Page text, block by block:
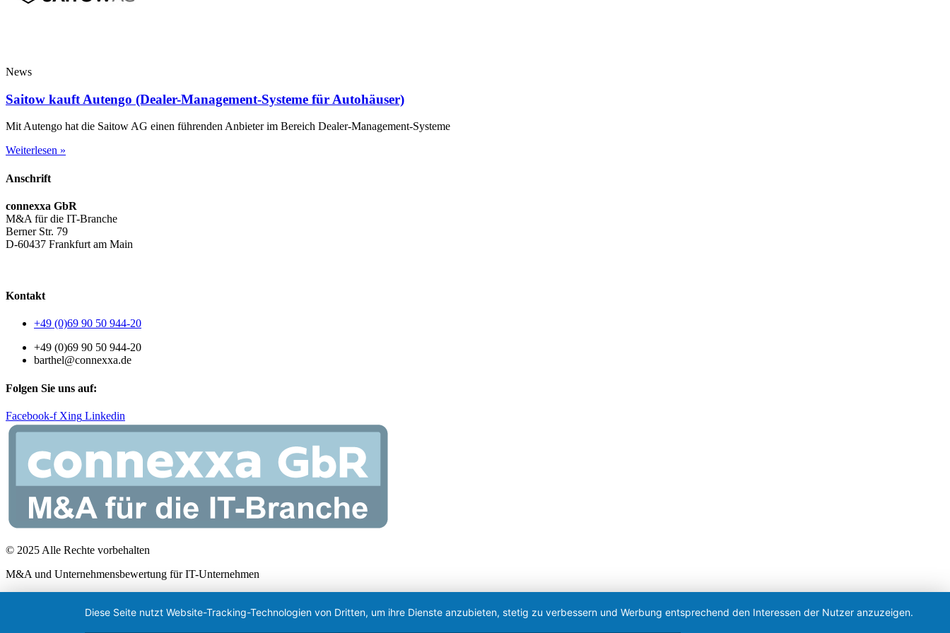
News
Saitow kauft Autengo (Dealer-Management-Systeme für Autohäuser)
Mit Autengo hat die Saitow AG einen führenden Anbieter im Bereich Dealer-Management-Systeme
Weiterlesen »
Anschrift
connexxa GbR
M&A für die IT-Branche
Berner Str. 79
D-60437 Frankfurt am Main
Kontakt
+49 (0)69 90 50 944-20
+49 (0)69 90 50 944-20
barthel@connexxa.de
Folgen Sie uns auf:
Facebook-f Xing Linkedin
© 2025 Alle Rechte vorbehalten
M&A und Unternehmensbewertung für IT-Unternehmen
Diese Seite nutzt Website-Tracking-Technologien von Dritten, um ihre Dienste anzubieten, stetig zu verbessern und Werbung entsprechend den Interessen der Nutzer anzuzeigen.